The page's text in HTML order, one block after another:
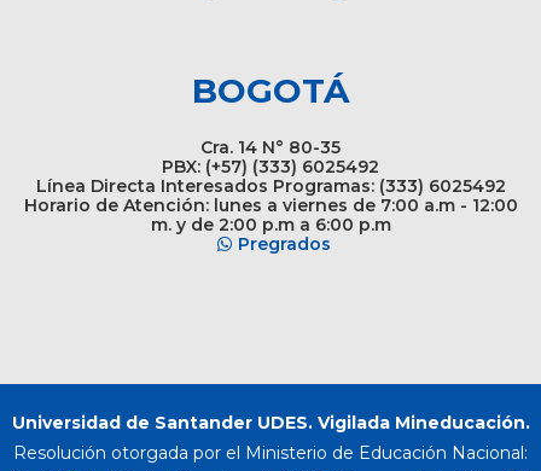
BOGOTÁ
Cra. 14 N° 80-35
PBX: (+57) (333) 6025492
Línea Directa Interesados Programas: (333) 6025492
Horario de Atención: lunes a viernes de 7:00 a.m - 12:00
m. y de 2:00 p.m a 6:00 p.m
Pregrados
Universidad de Santander UDES. Vigilada Mineducación.
Resolución otorgada por el Ministerio de Educación Nacional: